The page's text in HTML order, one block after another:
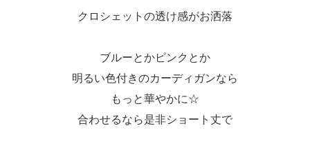
クロシェットの透け感がお洒落
ブルーとかピンクとか
明るい色付きのカーディガンなら
もっと華やかに☆
合わせるなら是非ショート丈で